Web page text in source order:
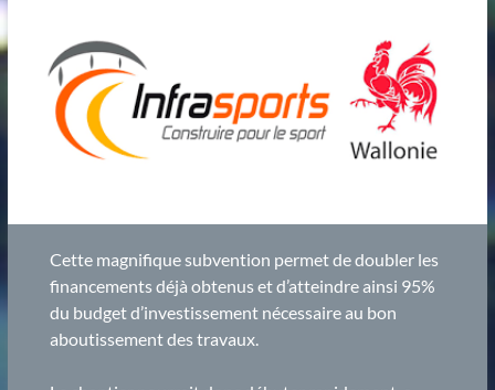
Cette magnifique subvention permet de doubler les
financements déjà obtenus et d’atteindre ainsi 95%
du budget d’investissement nécessaire au bon
aboutissement des travaux.